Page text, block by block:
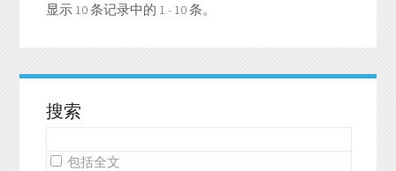
显示 10 条记录中的 1 - 10 条。
搜索
包括全文